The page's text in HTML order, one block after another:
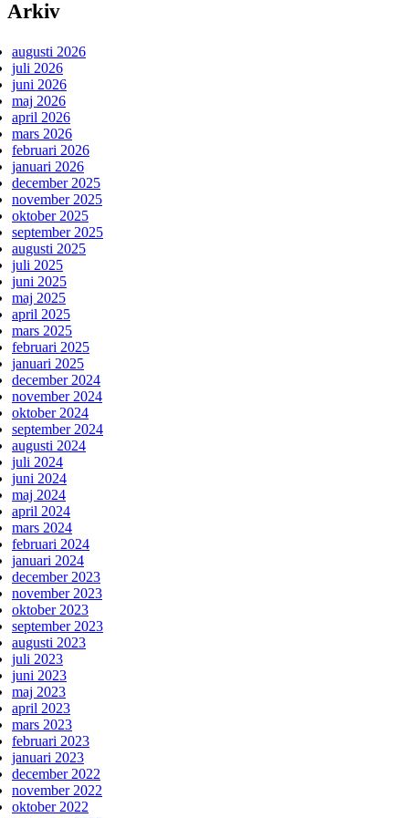
Arkiv
augusti 2026
juli 2026
juni 2026
maj 2026
april 2026
mars 2026
februari 2026
januari 2026
december 2025
november 2025
oktober 2025
september 2025
augusti 2025
juli 2025
juni 2025
maj 2025
april 2025
mars 2025
februari 2025
januari 2025
december 2024
november 2024
oktober 2024
september 2024
augusti 2024
juli 2024
juni 2024
maj 2024
april 2024
mars 2024
februari 2024
januari 2024
december 2023
november 2023
oktober 2023
september 2023
augusti 2023
juli 2023
juni 2023
maj 2023
april 2023
mars 2023
februari 2023
januari 2023
december 2022
november 2022
oktober 2022